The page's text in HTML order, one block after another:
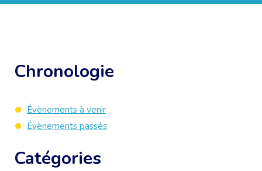
Chronologie
Évènements à venir
Évènements passés
Catégories